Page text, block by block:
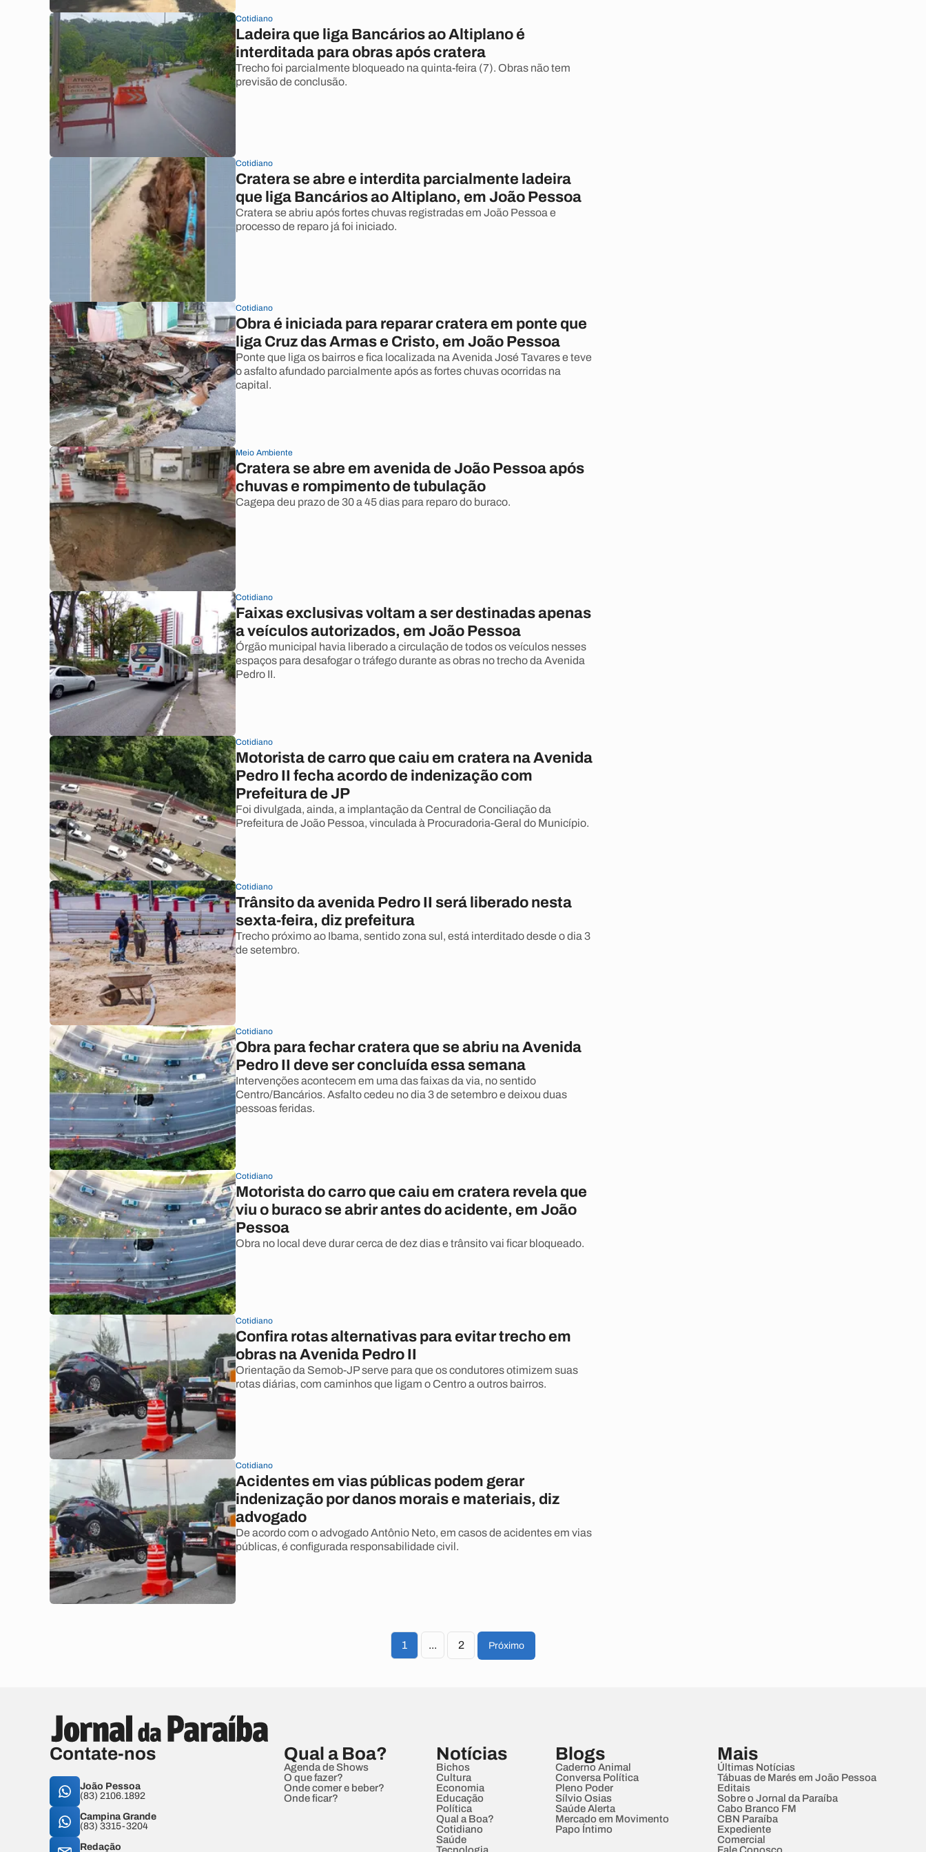
Cotidiano
Ladeira que liga Bancários ao Altiplano é
interditada para obras após cratera
Trecho foi parcialmente bloqueado na quinta-feira (7). Obras não tem
previsão de conclusão.
Cotidiano
Cratera se abre e interdita parcialmente ladeira
que liga Bancários ao Altiplano, em João Pessoa
Cratera se abriu após fortes chuvas registradas em João Pessoa e
processo de reparo já foi iniciado.
Cotidiano
Obra é iniciada para reparar cratera em ponte que
liga Cruz das Armas e Cristo, em João Pessoa
Ponte que liga os bairros e fica localizada na Avenida José Tavares e teve
o asfalto afundado parcialmente após as fortes chuvas ocorridas na
capital.
Meio Ambiente
Cratera se abre em avenida de João Pessoa após
chuvas e rompimento de tubulação
Cagepa deu prazo de 30 a 45 dias para reparo do buraco.
Cotidiano
Faixas exclusivas voltam a ser destinadas apenas
a veículos autorizados, em João Pessoa
Órgão municipal havia liberado a circulação de todos os veículos nesses
espaços para desafogar o tráfego durante as obras no trecho da Avenida
Pedro II.
Cotidiano
Motorista de carro que caiu em cratera na Avenida
Pedro II fecha acordo de indenização com
Prefeitura de JP
Foi divulgada, ainda, a implantação da Central de Conciliação da
Prefeitura de João Pessoa, vinculada à Procuradoria-Geral do Município.
Cotidiano
Trânsito da avenida Pedro II será liberado nesta
sexta-feira, diz prefeitura
Trecho próximo ao Ibama, sentido zona sul, está interditado desde o dia 3
de setembro.
Cotidiano
Obra para fechar cratera que se abriu na Avenida
Pedro II deve ser concluída essa semana
Intervenções acontecem em uma das faixas da via, no sentido
Centro/Bancários. Asfalto cedeu no dia 3 de setembro e deixou duas
pessoas feridas.
Cotidiano
Motorista do carro que caiu em cratera revela que
viu o buraco se abrir antes do acidente, em João
Pessoa
Obra no local deve durar cerca de dez dias e trânsito vai ficar bloqueado.
Cotidiano
Confira rotas alternativas para evitar trecho em
obras na Avenida Pedro II
Orientação da Semob-JP serve para que os condutores otimizem suas
rotas diárias, com caminhos que ligam o Centro a outros bairros.
Cotidiano
Acidentes em vias públicas podem gerar
indenização por danos morais e materiais, diz
advogado
De acordo com o advogado Antônio Neto, em casos de acidentes em vias
públicas, é configurada responsabilidade civil.
1 ... 2 Próximo
Contate-nos
João Pessoa
(83) 2106.1892
Campina Grande
(83) 3315-3204
Redação
Qual a Boa?
Agenda de Shows
O que fazer?
Onde comer e beber?
Onde ficar?
Notícias
Bichos
Cultura
Economia
Educação
Política
Qual a Boa?
Cotidiano
Saúde
Blogs
Caderno Animal
Conversa Política
Pleno Poder
Sílvio Osias
Saúde Alerta
Mercado em Movimento
Papo Íntimo
Mais
Últimas Notícias
Tábuas de Marés em João Pessoa
Editais
Sobre o Jornal da Paraíba
Cabo Branco FM
CBN Paraíba
Expediente
Comercial